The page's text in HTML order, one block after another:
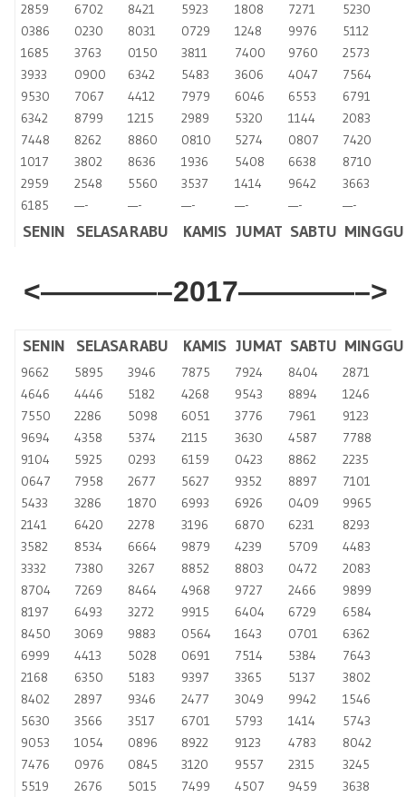
2859
6702 8421 5923 1808 7271
5230
0386
0230 8031 0729 1248 9976
5112
1685
3763 0150 3811 7400 9760
2573
3933
0900 6342 5483 3606 4047
7564
9530
7067 4412 7979 6046 6553
6791
6342
8799 1215 2989 5320 1144
2083
7448
8262 8860 0810 5274 0807
7420
1017
3802 8636 1936 5408 6638
8710
2959
2548 5560 3537 1414 9642
3663
6185
—- —- —- —- —- —-
SENIN SELASARABU KAMIS JUMAT SABTU MINGGU
<————–2017————–>
SENIN SELASARABU KAMIS JUMAT SABTU MINGGU
9662 5895 3946 7875 7924 8404
2871
4646
4446 5182 4268 9543 8894
1246
7550
2286 5098 6051 3776 7961
9123
9694
4358 5374 2115 3630 4587
7788
9104
5925 0293 6159 0423 8862
2235
0647
7958 2677 5627 9352 8897
7101
5433
3286 1870 6993 6926 0409
9965
2141
6420 2278 3196 6870 6231
8293
3582
8534 6664 9879 4239 5709
4483
3332
7380 3267 8852 8803 0472
2083
8704
7269 8464 4968 9727 2466
9899
8197
6493 3272 9915 6404 6729
6584
8450
3069 9883 0564 1643 0701
6362
6999
4413 5028 0691 7514 5384
7643
2168
6350 5183 9397 3365 5137
3802
8402
2897 9346 2477 3049 9942
1546
5630
3566 3517 6701 5793 1414
5743
9053
1054 0896 8922 9123 4783
8042
7476
0976 0845 3120 9557 2315
3245
5519
2676 5015 7499 4507 9459 3638